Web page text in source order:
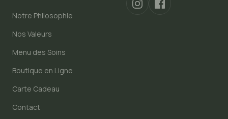
Notre Philosophie
Nos Valeurs
Menu des Soins
Boutique en Ligne
Carte Cadeau
Contact